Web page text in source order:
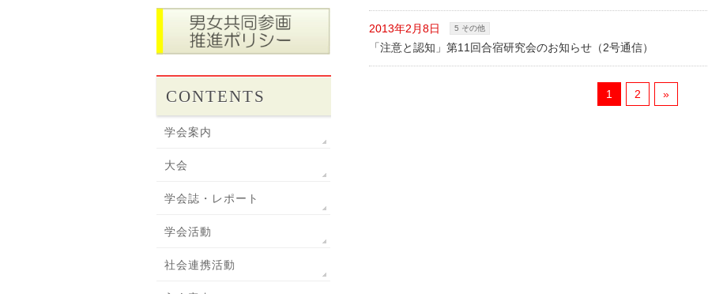
2013年2月8日 5 その他
「注意と認知」第11回合宿研究会のお知らせ（2号通信）
1 2 »
CONTENTS
学会案内
大会
学会誌・レポート
学会活動
社会連携活動